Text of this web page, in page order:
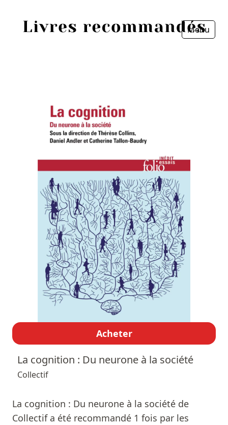
Menu
Acheter
La cognition : Du neurone à la société
Collectif
La cognition : Du neurone à la société de
Collectif a été recommandé 1 fois par les
Sources
Personnes
Livres
Livres les plus recommandés
Prix littéraires
Fermer